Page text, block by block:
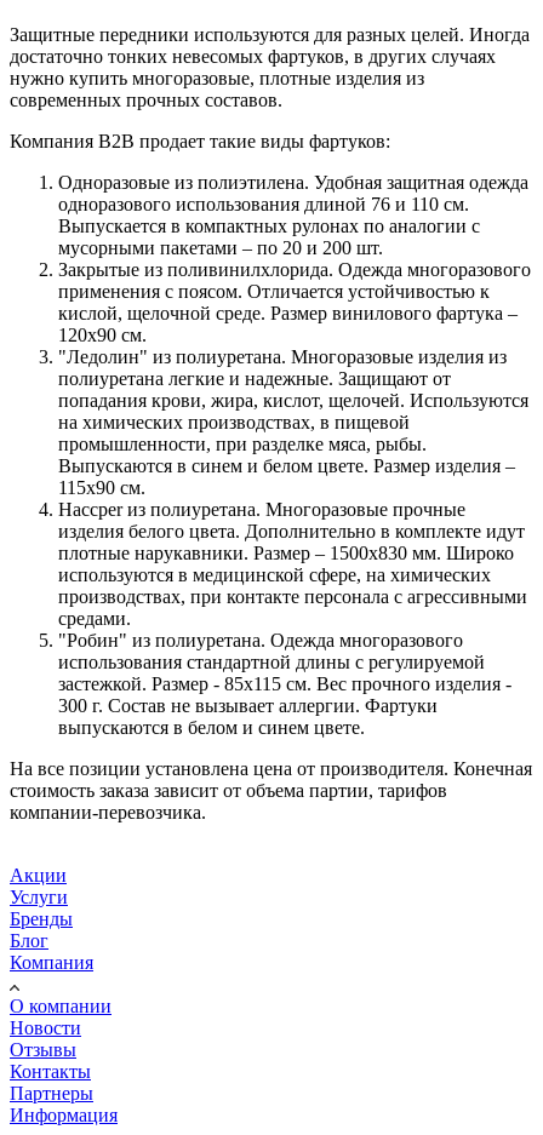
Защитные передники используются для разных целей. Иногда
достаточно тонких невесомых фартуков, в других случаях
нужно купить многоразовые, плотные изделия из
современных прочных составов.
Компания B2B продает такие виды фартуков:
Одноразовые из полиэтилена. Удобная защитная одежда
одноразового использования длиной 76 и 110 см.
Выпускается в компактных рулонах по аналогии с
мусорными пакетами – по 20 и 200 шт.
Закрытые из поливинилхлорида. Одежда многоразового
применения с поясом. Отличается устойчивостью к
кислой, щелочной среде. Размер винилового фартука –
120х90 см.
"Ледолин" из полиуретана. Многоразовые изделия из
полиуретана легкие и надежные. Защищают от
попадания крови, жира, кислот, щелочей. Используются
на химических производствах, в пищевой
промышленности, при разделке мяса, рыбы.
Выпускаются в синем и белом цвете. Размер изделия –
115х90 см.
Haccper из полиуретана. Многоразовые прочные
изделия белого цвета. Дополнительно в комплекте идут
плотные нарукавники. Размер – 1500х830 мм. Широко
используются в медицинской сфере, на химических
производствах, при контакте персонала с агрессивными
средами.
"Робин" из полиуретана. Одежда многоразового
использования стандартной длины с регулируемой
застежкой. Размер - 85х115 см. Вес прочного изделия -
300 г. Состав не вызывает аллергии. Фартуки
выпускаются в белом и синем цвете.
На все позиции установлена цена от производителя. Конечная
стоимость заказа зависит от объема партии, тарифов
компании-перевозчика.
Акции
Услуги
Бренды
Блог
Компания
О компании
Новости
Отзывы
Контакты
Партнеры
Информация